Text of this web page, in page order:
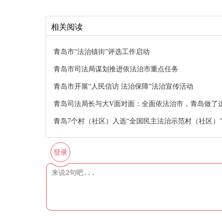
相关阅读
青岛市“法治镇街”评选工作启动
青岛市司法局谋划推进依法治市重点任务
青岛市开展“人民信访 法治保障”法治宣传活动
青岛司法局长与大V面对面：全面依法治市，青岛做了
青岛7个村（社区）入选“全国民主法治示范村（社区）”
登录